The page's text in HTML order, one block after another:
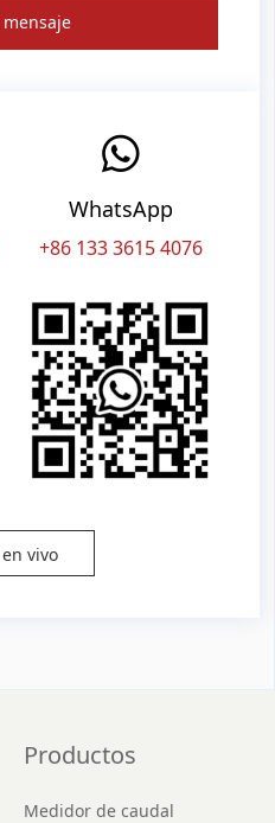
WhatsApp
+86 133 3615 4076
vivo
Productos
Medidor de caudal